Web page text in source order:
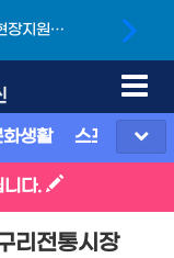
지원단’
화생활 스포츠 지
니다.
리전통시장